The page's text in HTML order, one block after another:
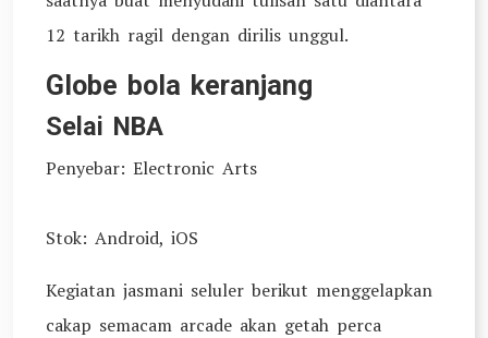
12 tarikh ragil dengan dirilis unggul.
Globe bola keranjang
Selai NBA
Penyebar: Electronic Arts
Stok: Android, iOS
Kegiatan jasmani seluler berikut menggelapkan
cakap semacam arcade akan getah perca